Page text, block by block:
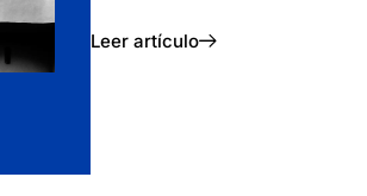
Leer artículo